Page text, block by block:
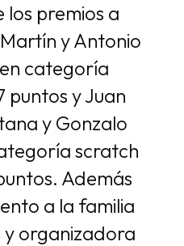
los premios a
y Antonio
categoría
puntos y Juan
y Gonzalo
scratch
Además
a la familia
organizadora